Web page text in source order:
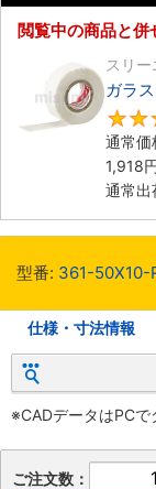
閲覧中の商品と併
スリ
ガラ
通常価
1,918
通常出
型番: 361-50X10-
仕様・寸法情報
※CADデータはPCで
ご注文数：